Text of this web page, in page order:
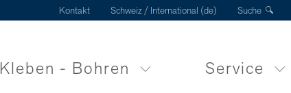
Kontakt Schweiz / International (de) Suche
Kleben - Bohren Service